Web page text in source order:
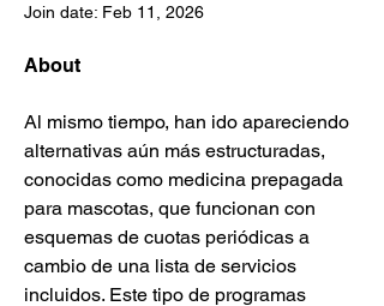
Join date: Feb 11, 2026
About
Al mismo tiempo, han ido apareciendo
alternativas aún más estructuradas,
conocidas como medicina prepagada
para mascotas, que funcionan con
esquemas de cuotas periódicas a
cambio de una lista de servicios
incluidos. Este tipo de programas